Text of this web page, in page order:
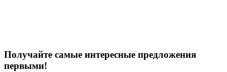
Получайте самые интересные предложения
первыми!